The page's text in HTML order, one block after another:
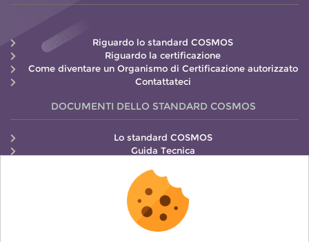
Riguardo lo standard COSMOS
Riguardo la certificazione
Come diventare un Organismo di Certificazione autorizzato
Contattateci
DOCUMENTI DELLO STANDARD COSMOS
Lo standard COSMOS
Guida Tecnica
Manuale di Controllo
COSMOS ULTERIORI INFORMAZIONI
Come richiedere la certificazione